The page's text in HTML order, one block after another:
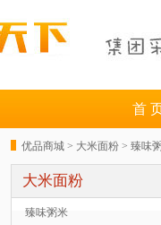
首
优品商城 > 大米面粉 > 臻味
大米面粉
臻味粥米